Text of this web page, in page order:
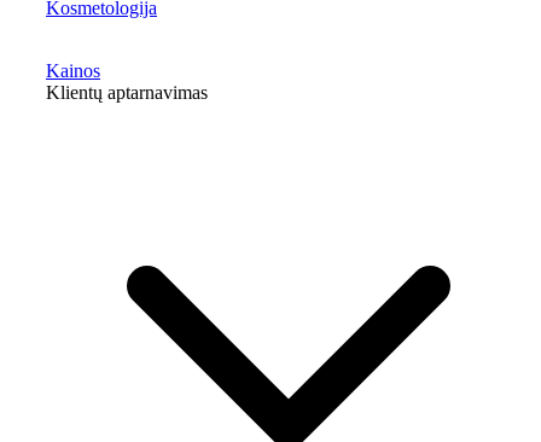
Kosmetologija
Kainos
Klientų aptarnavimas